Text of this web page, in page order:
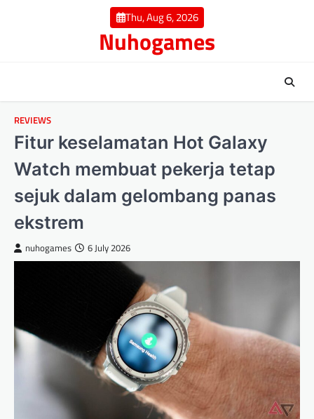
Thu, Aug 6, 2026
Nuhogames
REVIEWS
Fitur keselamatan Hot Galaxy
Watch membuat pekerja tetap
sejuk dalam gelombang panas
ekstrem
nuhogames 6 July 2026